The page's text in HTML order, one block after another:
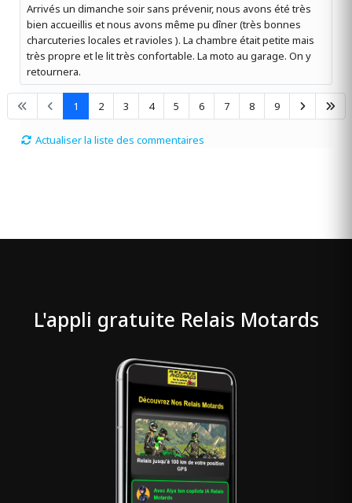
Arrivés un dimanche soir sans prévenir, nous avons été très
bien accueillis et nous avons même pu dîner (très bonnes
charcuteries locales et ravioles ). La chambre était petite mais
très propre et le lit très confortable. La moto au garage. On y
retournera.
1 2 3 4 5 6 7 8 9
Actualiser la liste des commentaires
L'appli gratuite Relais Motards